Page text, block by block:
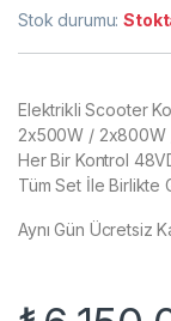
Stok durumu:
Elektrikli Scooter
2x500W / 2x800W
Her Bir Kontrol
Tüm Set İle Birlikte
Aynı Gün Ücretsiz